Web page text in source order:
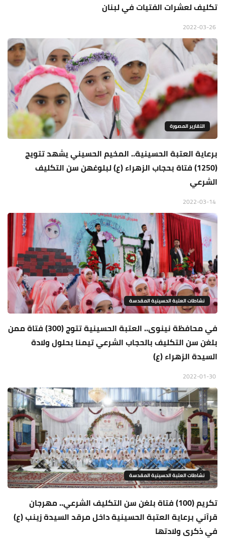
تكليف لعشرات الفتيات في لبنان
التقارير المصورة
برعاية العتبة الحسينية.. المخيم الحسيني يشهد تتويج
(1250) فتاة بحجاب الزهراء (ع) لبلوغهن سن التكليف
الشرعي
نشاطات العتبة الحسينية المقدسة
في محافظة نينوى.. العتبة الحسينية تتوج (300) فتاة ممن
بلغن سن التكليف بالحجاب الشرعي تيمنا بحلول ولادة
السيدة الزهراء (ع)
نشاطات العتبة الحسينية المقدسة
تكريم (100) فتاة بلغن سن التكليف الشرعي.. مهرجان
قرآني برعاية العتبة الحسينية داخل مرقد السيدة زينب (ع)
في ذكرى ولادتها